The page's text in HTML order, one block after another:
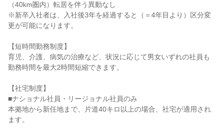
（40km圏内）転居を伴う異動なし
※新卒入社者は、入社後3年を経過すると（＝4年目より）区分変
更が可能になります。
【短時間勤務制度】
育児、介護、病気の治療など、状況に応じて男女いずれの社員も
勤務時間を最大2時間短縮できます。
【社宅制度】
■ナショナル社員・リージョナル社員のみ
本拠地から新任地まで、片道40キロ以上の場合、社宅が適用され
ます。